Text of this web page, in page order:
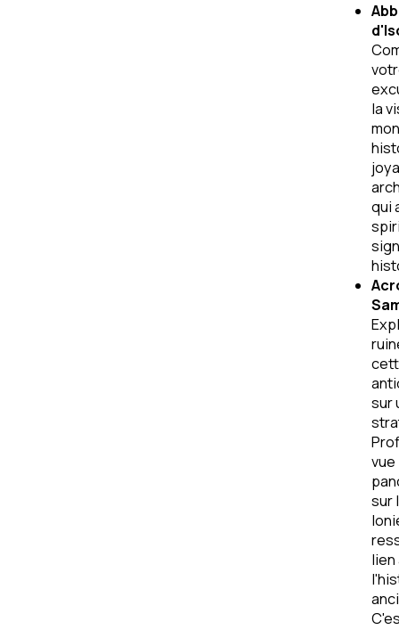
la
qui
sur
vue
sur
lien